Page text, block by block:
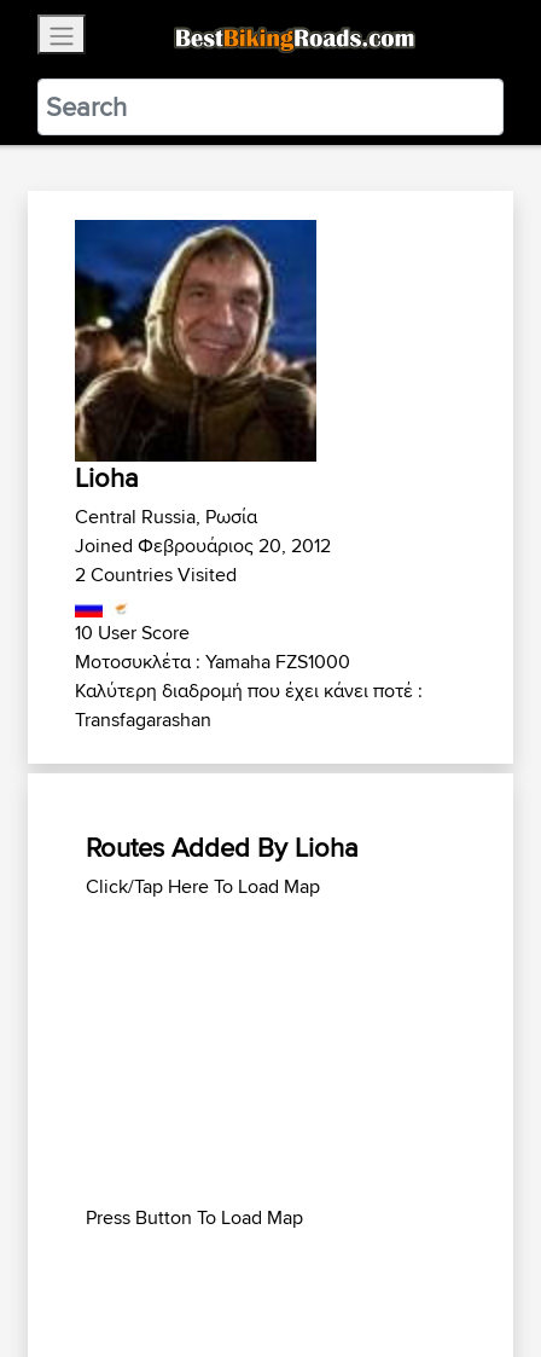
BestBikingRoads
Static Motion3.99 - In Google Play
VIEW
Lioha
Central Russia, Ρωσία
Joined Φεβρουάριος 20, 2012
2 Countries Visited
10 User Score
Μοτοσυκλέτα : Yamaha FZS1000
Καλύτερη διαδρομή που έχει κάνει ποτέ :
Transfagarashan
Routes Added By Lioha
Click/Tap Here To Load Map
Press Button To Load Map